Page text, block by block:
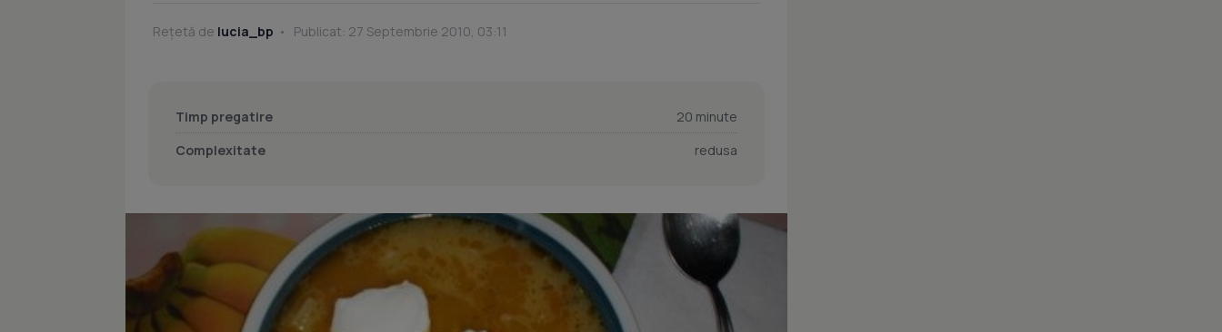
Rețetă de lucia_bp Publicat: 27 Septembrie 2010, 03:11
Timp pregatire
20 minute
Complexitate
redusa